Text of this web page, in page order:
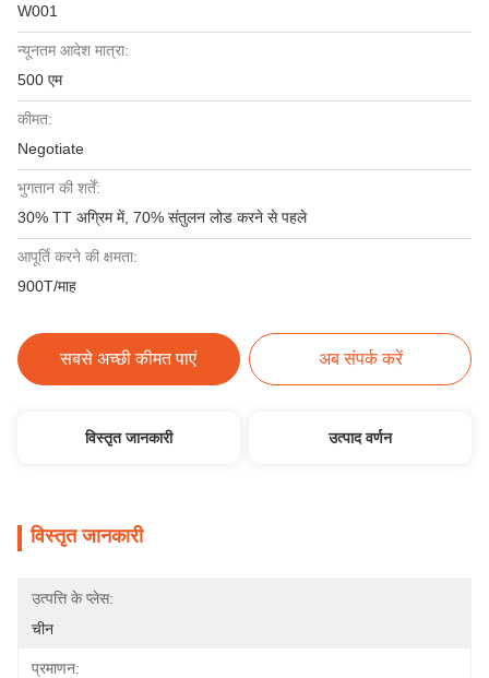
W001
न्यूनतम आदेश मात्रा:
500 एम
कीमत:
Negotiate
भुगतान की शर्तें:
30% TT अग्रिम में, 70% संतुलन लोड करने से पहले
आपूर्ति करने की क्षमता:
900T/माह
सबसे अच्छी कीमत पाएं अब संपर्क करें
विस्तृत जानकारी उत्पाद वर्णन
विस्तृत जानकारी
उत्पत्ति के प्लेस:
चीन
प्रमाणन: